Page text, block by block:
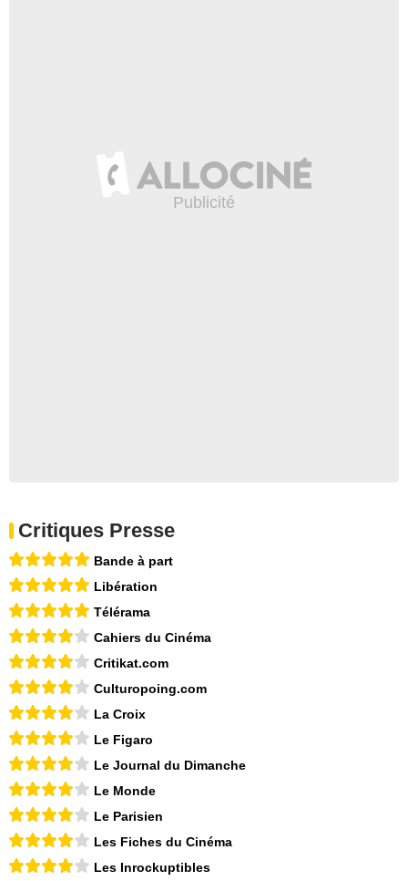
Critiques Presse
Bande à part
Libération
Télérama
Cahiers du Cinéma
Critikat.com
Culturopoing.com
La Croix
Le Figaro
Le Journal du Dimanche
Le Monde
Le Parisien
Les Fiches du Cinéma
Les Inrockuptibles